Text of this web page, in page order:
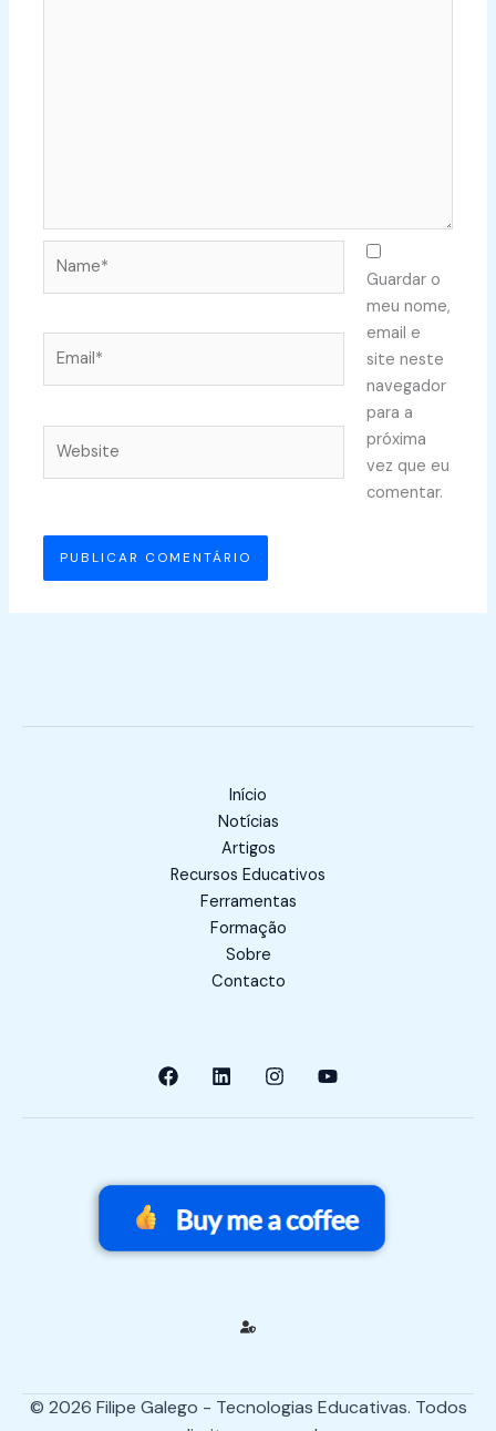
Guardar o
meu nome,
email e
site neste
navegador
para a
próxima
vez que eu
comentar.
Início
Notícias
Artigos
Recursos Educativos
Ferramentas
Formação
Sobre
Contacto
© 2026 Filipe Galego - Tecnologias Educativas. Todos